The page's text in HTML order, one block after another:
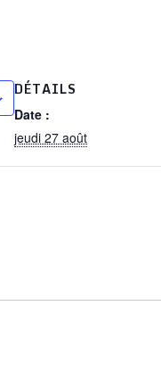
DÉTAILS
Date :
jeudi 27 août